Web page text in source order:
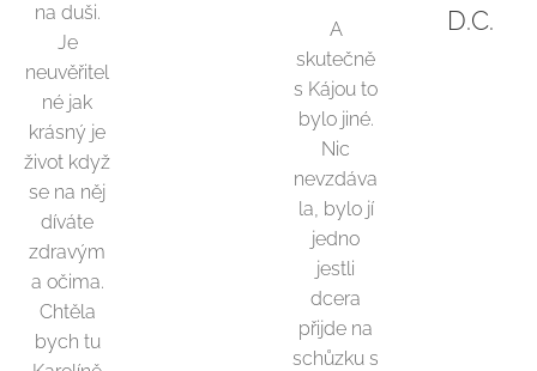
na duši.
Je
neuvěřitel
né jak
krásný je
život když
se na něj
díváte
zdravým
a očima.
Chtěla
bych tu
A
skutečně
s Kájou to
bylo jiné.
Nic
nevzdáva
la, bylo jí
jedno
jestli
dcera
přijde na
schůzku s
D.C.